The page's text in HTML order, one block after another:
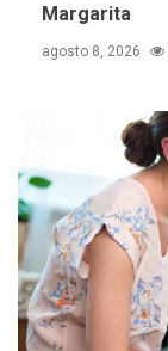
Margarita
agosto 8, 2026